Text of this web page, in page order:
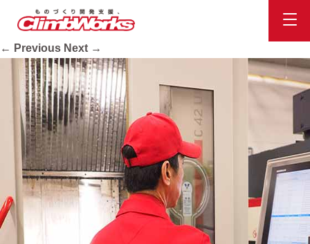
rec_mp02
Published2020.10.16at560 × 560
← Previous Next →